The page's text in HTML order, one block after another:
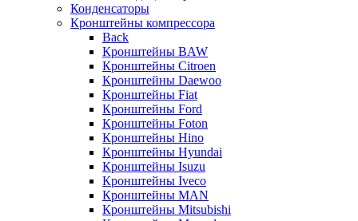
Конденсаторы
Кронштейны компрессора
Back
Кронштейны BAW
Кронштейны Citroen
Кронштейны Daewoo
Кронштейны Fiat
Кронштейны Ford
Кронштейны Foton
Кронштейны Hino
Кронштейны Hyundai
Кронштейны Isuzu
Кронштейны Iveco
Кронштейны MAN
Кронштейны Mitsubishi